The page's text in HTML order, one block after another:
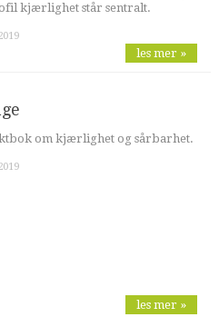
kjærlighet står sentralt.
les mer »
om kjærlighet og sårbarhet.
les mer »